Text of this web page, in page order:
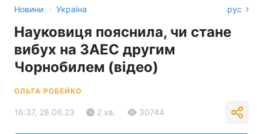
Новини › Україна рус
Науковиця пояснила, чи стане
вибух на ЗАЕС другим
Чорнобилем (відео)
ОЛЬГА РОБЕЙКО
16:37, 28.06.23 2 хв. 30744